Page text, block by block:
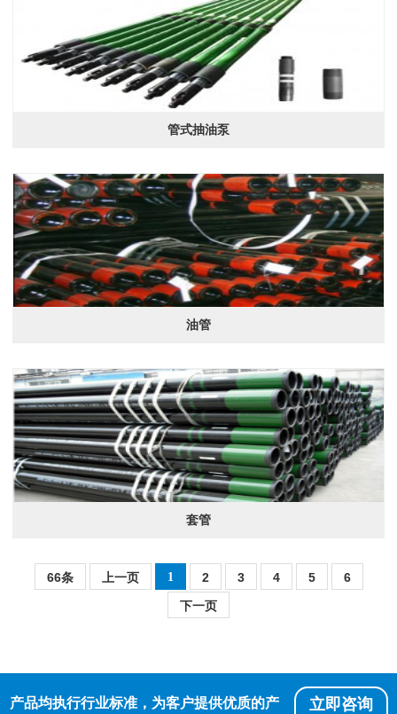
管式抽油泵
油管
套管
66条 上一页 1 2 3 4 5
6
下一页
产品均执行行业标准，为客户提供优质的产
立即咨询